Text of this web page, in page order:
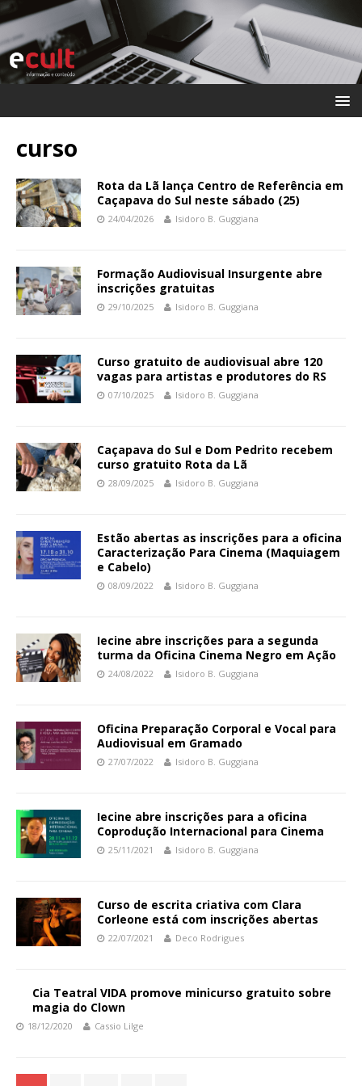
curso
Rota da Lã lança Centro de Referência em
Caçapava do Sul neste sábado (25)
24/04/2026 Isidoro B. Guggiana
Formação Audiovisual Insurgente abre
inscrições gratuitas
29/10/2025 Isidoro B. Guggiana
Curso gratuito de audiovisual abre 120
vagas para artistas e produtores do RS
07/10/2025 Isidoro B. Guggiana
Caçapava do Sul e Dom Pedrito recebem
curso gratuito Rota da Lã
28/09/2025 Isidoro B. Guggiana
Estão abertas as inscrições para a oficina
Caracterização Para Cinema (Maquiagem
e Cabelo)
08/09/2022 Isidoro B. Guggiana
Iecine abre inscrições para a segunda
turma da Oficina Cinema Negro em Ação
24/08/2022 Isidoro B. Guggiana
Oficina Preparação Corporal e Vocal para
Audiovisual em Gramado
27/07/2022 Isidoro B. Guggiana
Iecine abre inscrições para a oficina
Coprodução Internacional para Cinema
25/11/2021 Isidoro B. Guggiana
Curso de escrita criativa com Clara
Corleone está com inscrições abertas
22/07/2021 Deco Rodrigues
Cia Teatral VIDA promove minicurso gratuito sobre
magia do Clown
18/12/2020 Cassio Lilge